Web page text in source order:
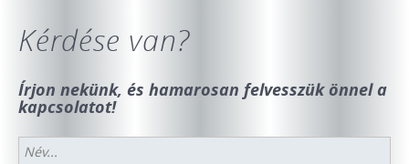
Kérdése van?
Írjon nekünk, és hamarosan felvesszük önnel a
kapcsolatot!